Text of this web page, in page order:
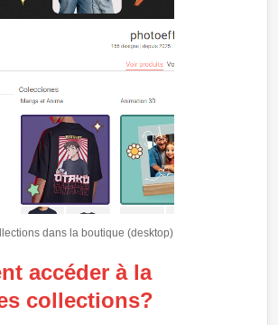
dans la boutique (desktop)
accéder à la
collections?